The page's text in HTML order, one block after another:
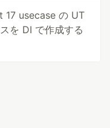
usecase の UT
を DI で作成する